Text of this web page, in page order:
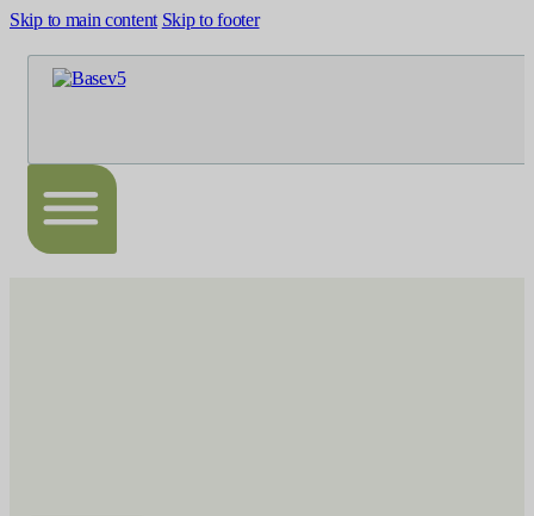
Skip to main content Skip to footer